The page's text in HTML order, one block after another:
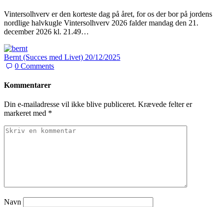
Vintersolhverv er den korteste dag på året, for os der bor på jordens
nordlige halvkugle Vintersolhverv 2026 falder mandag den 21.
december 2026 kl. 21.49…
Bernt (Succes med Livet) 20/12/2025
0Comments
Kommentarer
Din e-mailadresse vil ikke blive publiceret. Krævede felter er
markeret med *
Navn